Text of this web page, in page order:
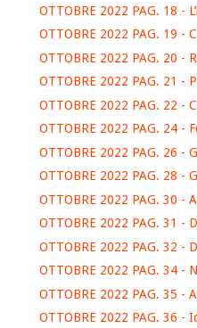
OTTOBRE 2022 PAG. 18 -
OTTOBRE 2022 PAG. 19 -
OTTOBRE 2022 PAG. 20 -
OTTOBRE 2022 PAG. 21 -
OTTOBRE 2022 PAG. 22 -
OTTOBRE 2022 PAG. 24 -
OTTOBRE 2022 PAG. 26 -
OTTOBRE 2022 PAG. 28 -
OTTOBRE 2022 PAG. 30 -
OTTOBRE 2022 PAG. 31 -
OTTOBRE 2022 PAG. 32 -
OTTOBRE 2022 PAG. 34 -
OTTOBRE 2022 PAG. 35 -
OTTOBRE 2022 PAG. 36 -